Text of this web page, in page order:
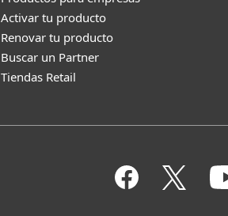
Activar tu producto
Renovar tu producto
Buscar un Partner
Tiendas Retail